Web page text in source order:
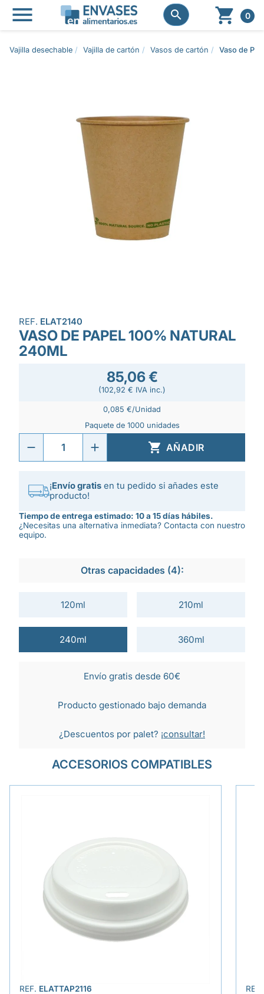
 
  0
Vajilla desechable Vajilla de cartón Vasos de cartón Vaso de
REF. ELAT2140
VASO DE PAPEL 100% NATURAL
240ML
85,06 €
(102,92 € IVA inc.)
0,085 €/Unidad
Paquete de 1000 unidades
 AÑADIR
¡Envío gratis en tu pedido si añades este
producto!
Tiempo de entrega estimado: 10 a 15 días hábiles.
¿Necesitas una alternativa inmediata? Contacta con nuestro
equipo.
Otras capacidades (4):
120ml 210ml
240ml 360ml
Envío gratis desde 60€
Producto gestionado bajo demanda
¿Descuentos por palet? ¡consultar!
ACCESORIOS COMPATIBLES
REF. ELATTAP2116